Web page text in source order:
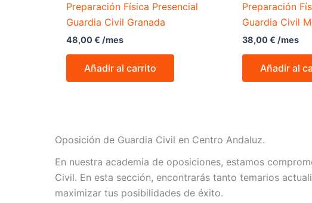
Preparación Física Presencial
Guardia Civil Granada
48,00€ /mes
Añadir al carrito
Preparación
Guardia Civil
38,00€ /mes
Añadir al
Oposición de Guardia Civil en Centro Andaluz.
En nuestra academia de oposiciones, estamos
Civil. En esta sección, encontrarás tanto temarios
maximizar tus posibilidades de éxito.